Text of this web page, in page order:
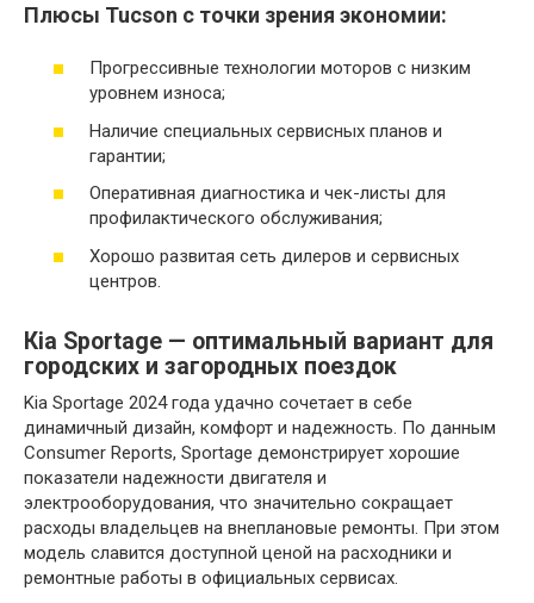
Плюсы Tucson с точки зрения экономии:
Прогрессивные технологии моторов с низким
уровнем износа;
Наличие специальных сервисных планов и
гарантии;
Оперативная диагностика и чек-листы для
профилактического обслуживания;
Хорошо развитая сеть дилеров и сервисных
центров.
Кia Sportage — оптимальный вариант для
городских и загородных поездок
Kia Sportage 2024 года удачно сочетает в себе
динамичный дизайн, комфорт и надежность. По данным
Consumer Reports, Sportage демонстрирует хорошие
показатели надежности двигателя и
электрооборудования, что значительно сокращает
расходы владельцев на внеплановые ремонты. При этом
модель славится доступной ценой на расходники и
ремонтные работы в официальных сервисах.